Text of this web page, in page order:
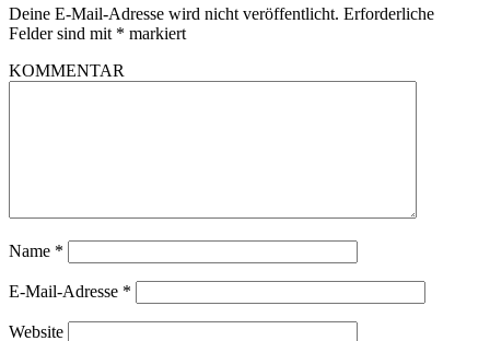
Deine E-Mail-Adresse wird nicht veröffentlicht. Erforderliche
Felder sind mit * markiert
KOMMENTAR
Name *
E-Mail-Adresse *
Website